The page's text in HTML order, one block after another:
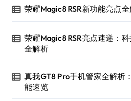
荣耀Magic8 RSR新功能亮点
荣耀Magic8 RSR亮点速递：
全解析
真我GT8 Pro手机管家全解析
能速览